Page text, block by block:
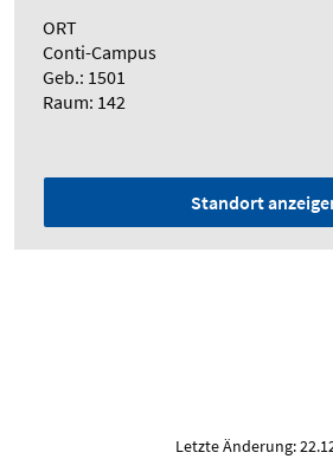
ORT
Conti-Campus
Geb.: 1501
Raum: 142
Standort
Letzte Änderung: